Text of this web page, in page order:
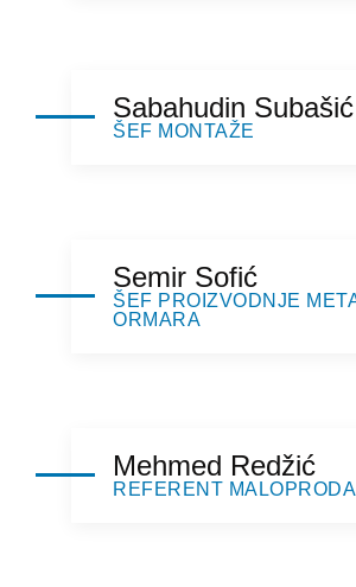
Sabahudin Subašić
ŠEF MONTAŽE
Semir Sofić
ŠEF PROIZVODNJE
ORMARA
Mehmed Redžić
REFERENT